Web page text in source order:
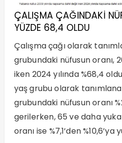
ÇALIŞMA ÇAĞINDAKİ
YÜZDE 68,4 OLDU
Çalışma çağı olarak
grubundaki nüfusun oranı,
iken 2024 yılında %68,4
yaş grubu olarak
grubundaki nüfusun oranı
gerilerken, 65 ve daha
oranı ise %7,1’den %10,6’ya